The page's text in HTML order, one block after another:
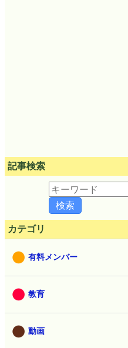
記事検索
カテゴリ
有料メンバー
教育
動画